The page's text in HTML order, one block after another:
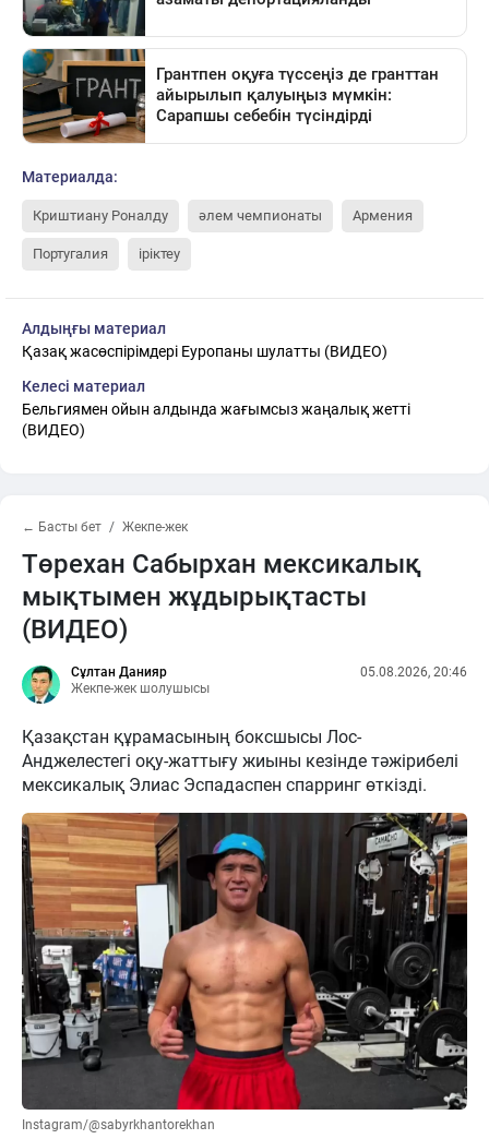
Материалда:
Криштиану Роналду әлем чемпионаты Армения
Португалия іріктеу
Алдыңғы материал
Қазақ жасөспірімдері Еуропаны шулатты (ВИДЕО)
Келесі материал
Бельгиямен ойын алдында жағымсыз жаңалық жетті
(ВИДЕО)
← Басты бет Жекпе-жек
Төрехан Сабырхан мексикалық
мықтымен жұдырықтасты
(ВИДЕО)
Сұлтан Данияр
Жекпе-жек шолушысы
05.08.2026, 20:46
Қазақстан құрамасының боксшысы Лос-
Анджелестегі оқу-жаттығу жиыны кезінде тәжірибелі
мексикалық Элиас Эспадаспен спарринг өткізді.
Instagram/@sabyrkhantorekhan